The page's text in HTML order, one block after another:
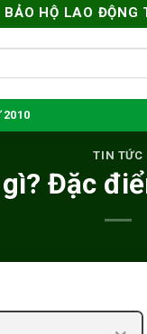
BẢO HỘ LAO ĐỘNG
2010
TIN TỨC
Đặc